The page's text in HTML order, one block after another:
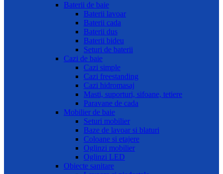
Baterii de baie
Baterii lavoar
Baterii cada
Baterii dus
Baterii bideu
Seturi de baterii
Cazi de baie
Cazi simple
Cazi freestanding
Cazi hidromasaj
Masti, suporturi, sifoane, tetiere
Paravane de cada
Mobilier de baie
Seturi mobilier
Baze de lavoar si blaturi
Coloane si etajere
Oglinzi mobilier
Oglinzi LED
Obiecte sanitare